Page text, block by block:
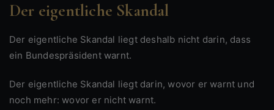
Der eigentliche Skandal
Der eigentliche Skandal liegt deshalb nicht darin, dass
ein Bundespräsident warnt.
Der eigentliche Skandal liegt darin, wovor er warnt und
noch mehr: wovor er nicht warnt.